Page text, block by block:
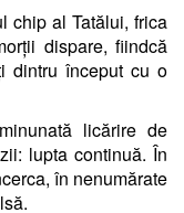
chip al Tatălui, frica
dispare, fiindcă
dintru început cu o
licărire de
lupta continuă. În
în nenumărate